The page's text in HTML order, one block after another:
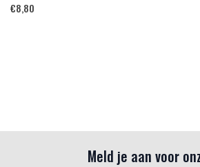
€8,80
Meld je aan voor